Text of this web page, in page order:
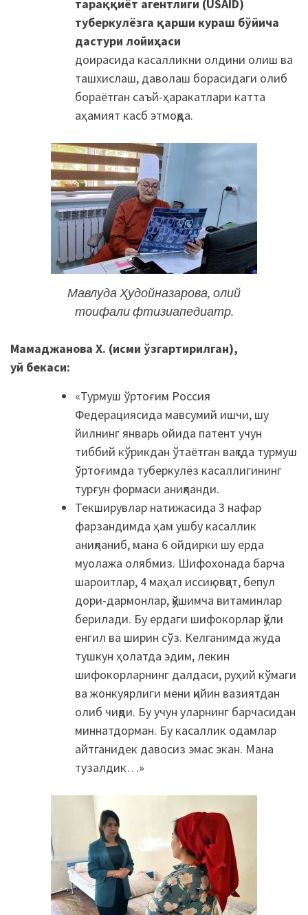
тараққиёт агентлиги (USAID)
туберкулёзга қарши кураш бўйича
дастури лойиҳаси
доирасида касалликни олдини олиш ва
ташхислаш, даволаш борасидаги олиб
бораётган саъй-ҳаракатлари катта
аҳамият касб этмоқда.
Мавлуда Ҳудойназарова, олий
тоифали фтизиапедиатр.
Мамаджанова Х. (исми ўзгартирилган),
уй бекаси:
«Турмуш ўртоғим Россия
Федерациясида мавсумий ишчи, шу
йилнинг январь ойида патент учун
тиббий кўрикдан ўтаётган вақтда турмуш
ўртоғимда туберкулёз касаллигининг
турғун формаси аниқланди.
Текширувлар натижасида 3 нафар
фарзандимда ҳам ушбу касаллик
аниқланиб, мана 6 ойдирки шу ерда
муолажа олябмиз. Шифохонада барча
шароитлар, 4 маҳал иссиқ овқат, бепул
дори-дармонлар, қўшимча витаминлар
берилади. Бу ердаги шифокорлар қўли
енгил ва ширин сўз. Келганимда жуда
тушкун ҳолатда эдим, лекин
шифокорларнинг далдаси, руҳий кўмаги
ва жонкуярлиги мени қийин вазиятдан
олиб чиқди. Бу учун уларнинг барчасидан
миннатдорман. Бу касаллик одамлар
айтганидек давосиз эмас экан. Мана
тузалдик…»